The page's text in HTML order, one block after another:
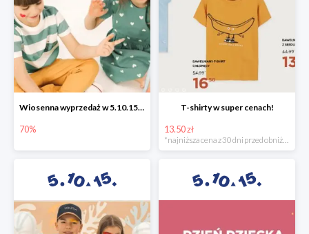
Wiosenna wyprzedaż w 5.10.15 -70%
70%
T-shirty w super cenach!
13.50 zł
*najniższa cena z 30 dni przed obniżką